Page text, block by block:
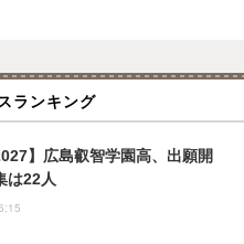
ランキング
】広島叡智学園高、出願開
22人